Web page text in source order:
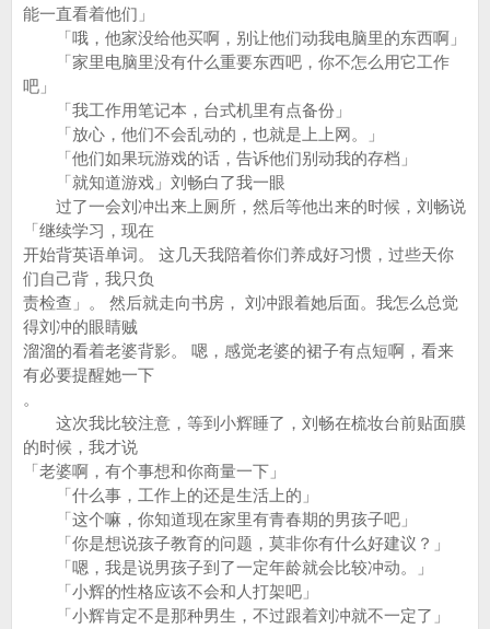
能一直看着他们」
「哦，他家没给他买啊，别让他们动我电脑里的东西啊」
「家里电脑里没有什么重要东西吧，你不怎么用它工作
吧」
「我工作用笔记本，台式机里有点备份」
「放心，他们不会乱动的，也就是上上网。」
「他们如果玩游戏的话，告诉他们别动我的存档」
「就知道游戏」刘畅白了我一眼
过了一会刘冲出来上厕所，然后等他出来的时候，刘畅说
「继续学习，现在
开始背英语单词。 这几天我陪着你们养成好习惯，过些天你
们自己背，我只负
责检查」。 然后就走向书房， 刘冲跟着她后面。我怎么总觉
得刘冲的眼睛贼
溜溜的看着老婆背影。 嗯，感觉老婆的裙子有点短啊，看来
有必要提醒她一下
。
这次我比较注意，等到小辉睡了，刘畅在梳妆台前贴面膜
的时候，我才说
「老婆啊，有个事想和你商量一下」
「什么事，工作上的还是生活上的」
「这个嘛，你知道现在家里有青春期的男孩子吧」
「你是想说孩子教育的问题，莫非你有什么好建议？」
「嗯，我是说男孩子到了一定年龄就会比较冲动。」
「小辉的性格应该不会和人打架吧」
「小辉肯定不是那种男生，不过跟着刘冲就不一定了」